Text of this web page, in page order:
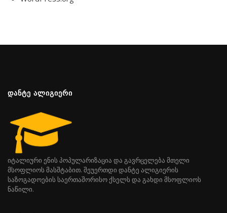
ᲓᲐᲜᲢᲔ ᲐᲚᲘᲒᲘᲔᲠᲘ
იტალიური ენის პოპულარიზაცია და გავრცელება მთელი
მსოფლიოს მასშტაბით. შეუერთდი დანტე ალიგიერის
საზოგადოების საერთაშორისო ქსელს და გახდი მსოფლიოს
ნაწილი.